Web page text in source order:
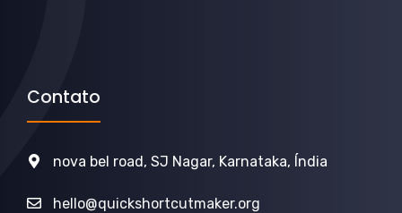
Contato
nova bel road, SJ Nagar, Karnataka, Índia
hello@quickshortcutmaker.org